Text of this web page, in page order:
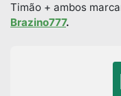
Timão + ambos
Brazino777.